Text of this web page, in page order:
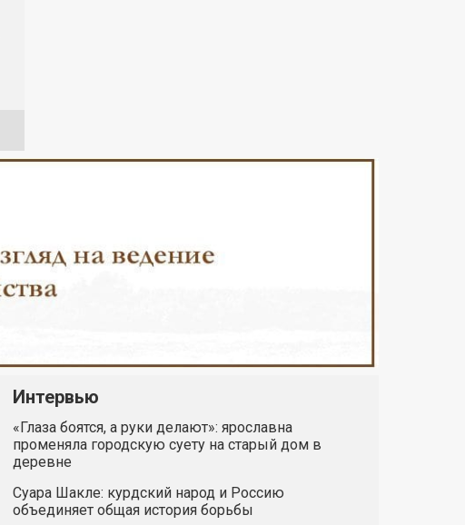
Интервью
«Глаза боятся, а руки делают»: ярославна
променяла городскую суету на старый дом в
деревне
Суара Шакле: курдский народ и Россию
объединяет общая история борьбы